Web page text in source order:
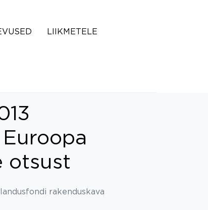
LIIKMETELE
otsust
rakenduskava